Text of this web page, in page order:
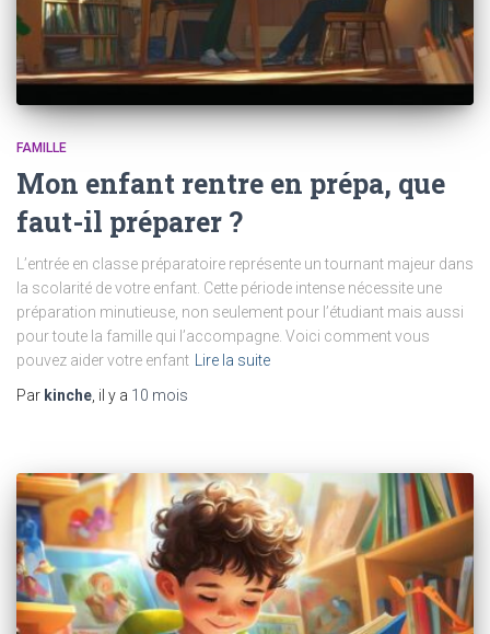
FAMILLE
Mon enfant rentre en prépa, que
faut-il préparer ?
L’entrée en classe préparatoire représente un tournant majeur dans
la scolarité de votre enfant. Cette période intense nécessite une
préparation minutieuse, non seulement pour l’étudiant mais aussi
pour toute la famille qui l’accompagne. Voici comment vous
pouvez aider votre enfant
Lire la suite
Par kinche , il y a 10 mois